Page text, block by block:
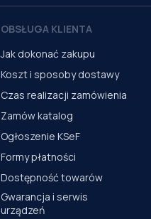
OBSŁUGA KLIENTA
Jak dokonać zakupu
Koszt i sposoby dostawy
Czas realizacji zamówienia
Zamów katalog
Ogłoszenie KSeF
Formy płatności
Dostępność towarów
Gwarancja i serwis
urządzeń